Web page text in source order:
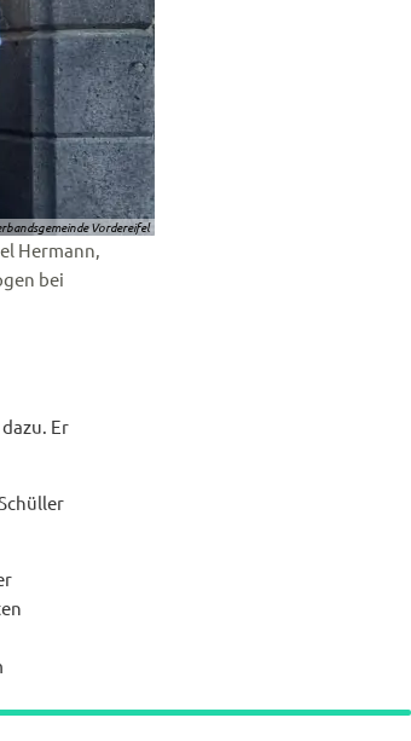
Vordereifel
Hermann,
bei
Er